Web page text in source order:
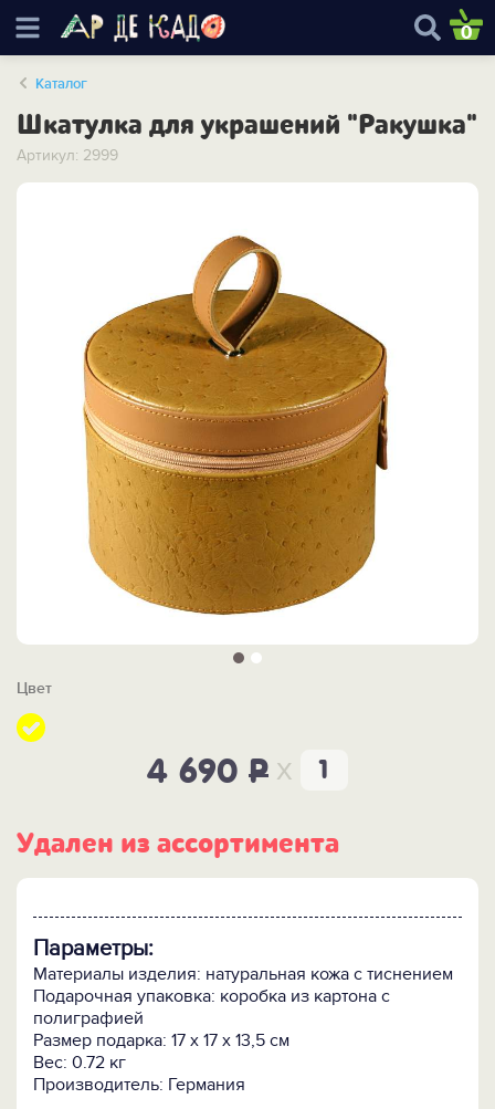
0
Каталог
Шкатулка для украшений "Ракушка"
Артикул: 2999
Цвет
4 690 P x
Удален из ассортимента
Параметры:
Материалы изделия: натуральная кожа с тиснением
Подарочная упаковка: коробка из картона с
полиграфией
Размер подарка: 17 x 17 x 13,5 см
Вес: 0.72 кг
Производитель: Германия